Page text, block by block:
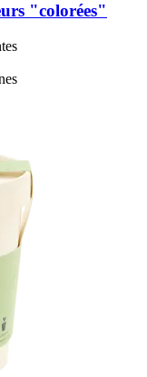
"colorées"